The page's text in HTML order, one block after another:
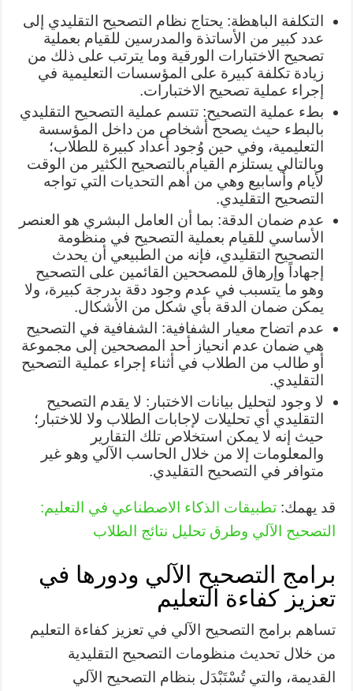
التكلفة الباهظة: يحتاج نظام التصحيح التقليدي إلى
عدد كبير من الأساتذة والمدرسين للقيام بعملية
تصحيح الاختبارات الورقية وما يترتب على ذلك من
زيادة تكلفة كبيرة على المؤسسات التعليمية في
إجراء عملية تصحيح الاختبارات.
بطء عملية التصحيح: تتسم عملية التصحيح التقليدي
بالبطء حيث يصحح أشخاص من داخل المؤسسة
التعليمية، وفي حين وُجود أعداد كبيرة للطلاب؛
وبالتالي يستلزم القيام بالتصحيح الكثير من الوقت
لأيام وأسابيع وهي من أهم التحديات التي تواجه
التصحيح التقليدي.
عدم ضمان الدقة: بما أن العامل البشري هو العنصر
الأساسي للقيام بعملية التصحيح في منظومة
التصحيح التقليدي، فإنه من الطبيعي أن يحدث
إجهاداً وإرهاق للمصححين القائمين على التصحيح
وهو ما يتسبب في عدم وجود دقة بدرجة كبيرة، ولا
يمكن ضمان الدقة بأي شكل من الأشكال.
عدم اتضاح معيار الشفافية: الشفافية في التصحيح
هي ضمان عدم انحياز أحد المصححين إلى مجموعة
أو طالب من الطلاب في أثناء إجراء عملية التصحيح
التقليدي.
لا وجود لتحليل بيانات الاختبار: لا يقدم التصحيح
التقليدي أي تحليلات لإجابات الطلاب ولا للاختبار؛
حيث إنه لا يمكن استخلاص تلك التقارير
والمعلومات إلا من خلال الحاسب الآلي وهو غير
متوافر في التصحيح التقليدي.
قد يهمك:تطبيقات الذكاء الاصطناعي في التعليم:
التصحيح الآلي وطرق تحليل نتائج الطلاب
برامج التصحيح الآلي ودورها في
تعزيز كفاءة التعليم
تساهم برامج التصحيح الآلي في تعزيز كفاءة التعليم
من خلال تحديث منظومات التصحيح التقليدية
القديمة، والتي تُسْتَبْدَل بنظام التصحيح الآلي